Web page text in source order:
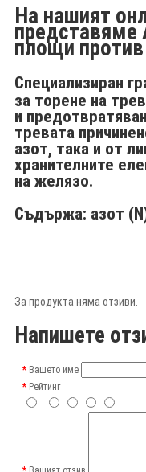
На нашият
представяме
площи
Специализиран
за торене на
и
тревата
азот, така и от
хранителните
на желязо.
Съдържа: азот
За продукта няма отзиви.
Напишете
Вашето име
Рейтинг